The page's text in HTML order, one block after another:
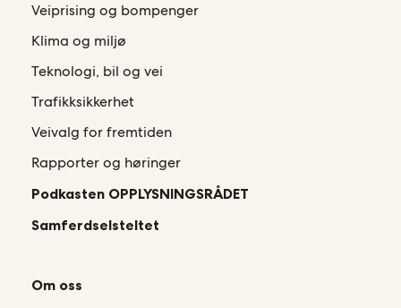
Veiprising og bompenger
Klima og miljø
Teknologi, bil og vei
Trafikksikkerhet
Veivalg for fremtiden
Rapporter og høringer
Podkasten OPPLYSNINGSRÅDET
Samferdselsteltet
Om oss